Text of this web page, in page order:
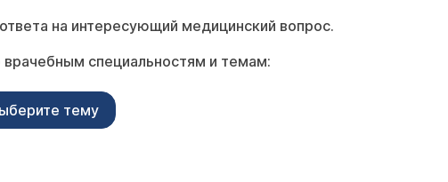
на интересующий медицинский вопрос.
специальностям и темам:
тему